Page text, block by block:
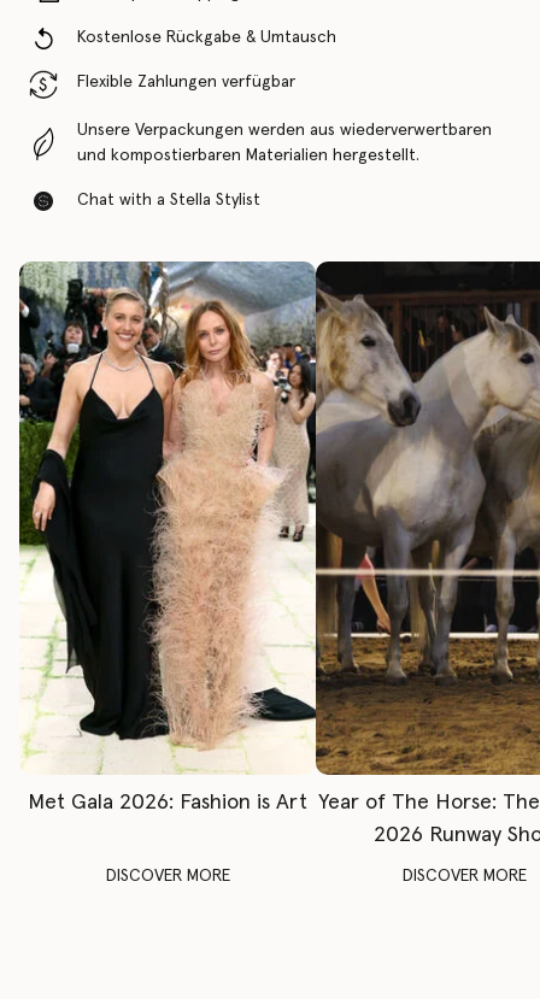
Kostenlose Rückgabe & Umtausch
Flexible Zahlungen verfügbar
Unsere Verpackungen werden aus wiederverwertbaren
und kompostierbaren Materialien hergestellt.
Chat with a Stella Stylist
Met Gala 2026: Fashion is Art
DISCOVER MORE
Year of The Horse:
2026 Runway
DISCOVER MORE